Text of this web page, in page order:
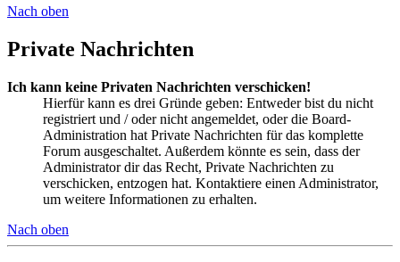
Nach oben
Private Nachrichten
Ich kann keine Privaten Nachrichten verschicken!
Hierfür kann es drei Gründe geben: Entweder bist du nicht
registriert und / oder nicht angemeldet, oder die Board-
Administration hat Private Nachrichten für das komplette
Forum ausgeschaltet. Außerdem könnte es sein, dass der
Administrator dir das Recht, Private Nachrichten zu
verschicken, entzogen hat. Kontaktiere einen Administrator,
um weitere Informationen zu erhalten.
Nach oben